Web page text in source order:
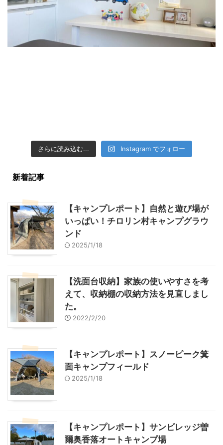
さらに読み込む... Instagram でフォロー
新着記事
【キャンプレポート】自然と遊び場が
いっぱい！チロリン村キャンプグラウ
ンド
2025/1/18
【洗面台収納】家族の使いやすさを考
えて、収納棚の収納方法を見直しまし
た。
2022/2/20
【キャンプレポート】スノーピーク箕
面キャンプフィールド
2025/1/18
【キャンプレポート】サンビレッジ曽
爾奥香落オートキャンプ場